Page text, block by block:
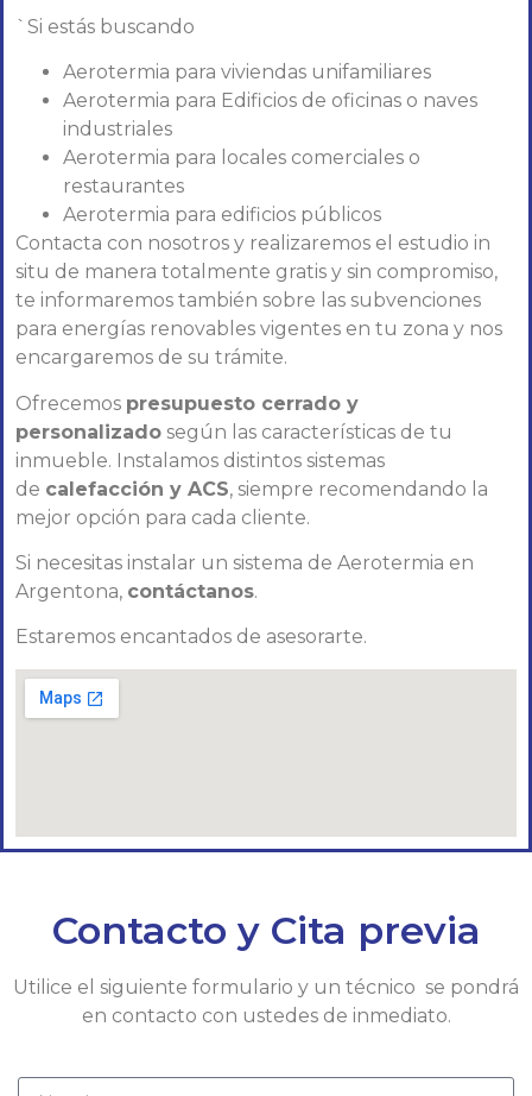
`Si estás buscando
Aerotermia para viviendas unifamiliares
Aerotermia para Edificios de oficinas o naves
industriales
Aerotermia para locales comerciales o
restaurantes
Aerotermia para edificios públicos
Contacta con nosotros y realizaremos el estudio in
situ de manera totalmente gratis y sin compromiso,
te informaremos también sobre las subvenciones
para energías renovables vigentes en tu zona y nos
encargaremos de su trámite.
Ofrecemos presupuesto cerrado y
personalizado según las características de tu
inmueble. Instalamos distintos sistemas
de calefacción y ACS, siempre recomendando la
mejor opción para cada cliente.
Si necesitas instalar un sistema de Aerotermia en
Argentona, contáctanos.
Estaremos encantados de asesorarte.
Contacto y Cita previa
Utilice el siguiente formulario y un técnico se pondrá
en contacto con ustedes de inmediato.